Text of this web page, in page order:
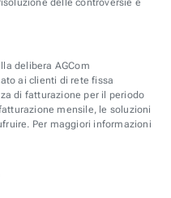
delle controversie è
delibera AGCom
ai clienti di rete fissa
di fatturazione per il periodo
mensile, le soluzioni
Per maggiori informazioni